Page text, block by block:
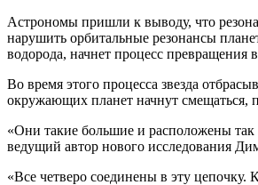
Астрономы пришли к выводу, что
нарушить орбитальные резонансы
водорода, начнет процесс превращения
Во время этого процесса звезда
окружающих планет начнут смещаться,
«Они такие большие и расположены так
ведущий автор нового исследования
«Все четверо соединены в эту цепочку.